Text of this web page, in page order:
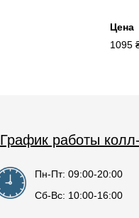
Цена
1095
График работы
Пн-Пт: 09:00-20:00
Сб-Вс: 10:00-16:00